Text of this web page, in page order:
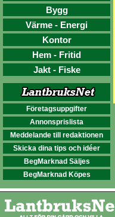
Bygg
Värme - Energi
Kontor
Hem - Fritid
Jakt - Fiske
Företagsuppgifter
Annonsprislista
Meddelande till redaktionen
Skicka dina tips och idéer
BegMarknad Säljes
BegMarknad Köpes